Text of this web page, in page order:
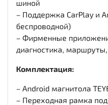
шиной
– Поддержка CarPlay и
беспроводной)
– Фирменные
диагностика,
Комплектация:
– Android магнитола
– Переходная рамка